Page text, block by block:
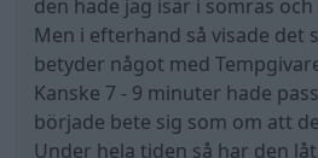
den hade jag isär i somras
Men i efterhand så visade det
betyder något med
Kanske 7 - 9 minuter hade
började bete sig som om att
Under hela tiden så har den